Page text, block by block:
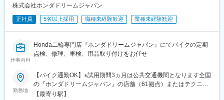
株式会社ホンダドリームジャパン
正社員 5名以上採用 職種未経験歓迎 業種未経験歓迎
仕事内容
Honda二輪専門店『ホンダドリームジャパン』にてバイクの定期
点検、修理、車検、用品取り付けをお任せ
勤務地
【バイク通勤OK】※試用期間3ヵ月は公共交通機関となります全国
の『ホンダドリームジャパン』の店舗（61拠点）またはテクニカ
ルセンター5拠点のいずれかでの勤務となります※配属は居住地を
【最寄り駅】